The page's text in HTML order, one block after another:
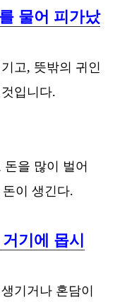
물어 피가났
고, 뜻밖의 귀인
입니다.
을 많이 벌어
이 생긴다.
기에 몹시
기거나 혼담이